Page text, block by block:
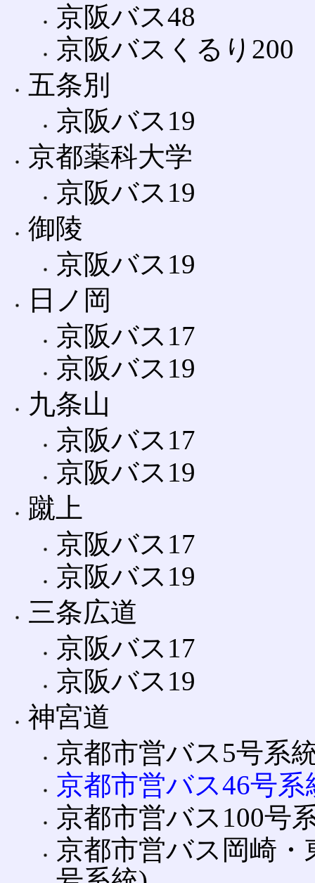
京阪バス48
京阪バスくるり200
五条別
京阪バス19
京都薬科大学
京阪バス19
御陵
京阪バス19
日ノ岡
京阪バス17
京阪バス19
九条山
京阪バス17
京阪バス19
蹴上
京阪バス17
京阪バス19
三条広道
京阪バス17
京阪バス19
神宮道
京都市営バス5号系
京都市営バス46号系
京都市営バス100号
京都市営バス岡崎・